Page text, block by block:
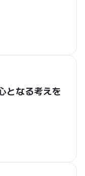
となる考えを